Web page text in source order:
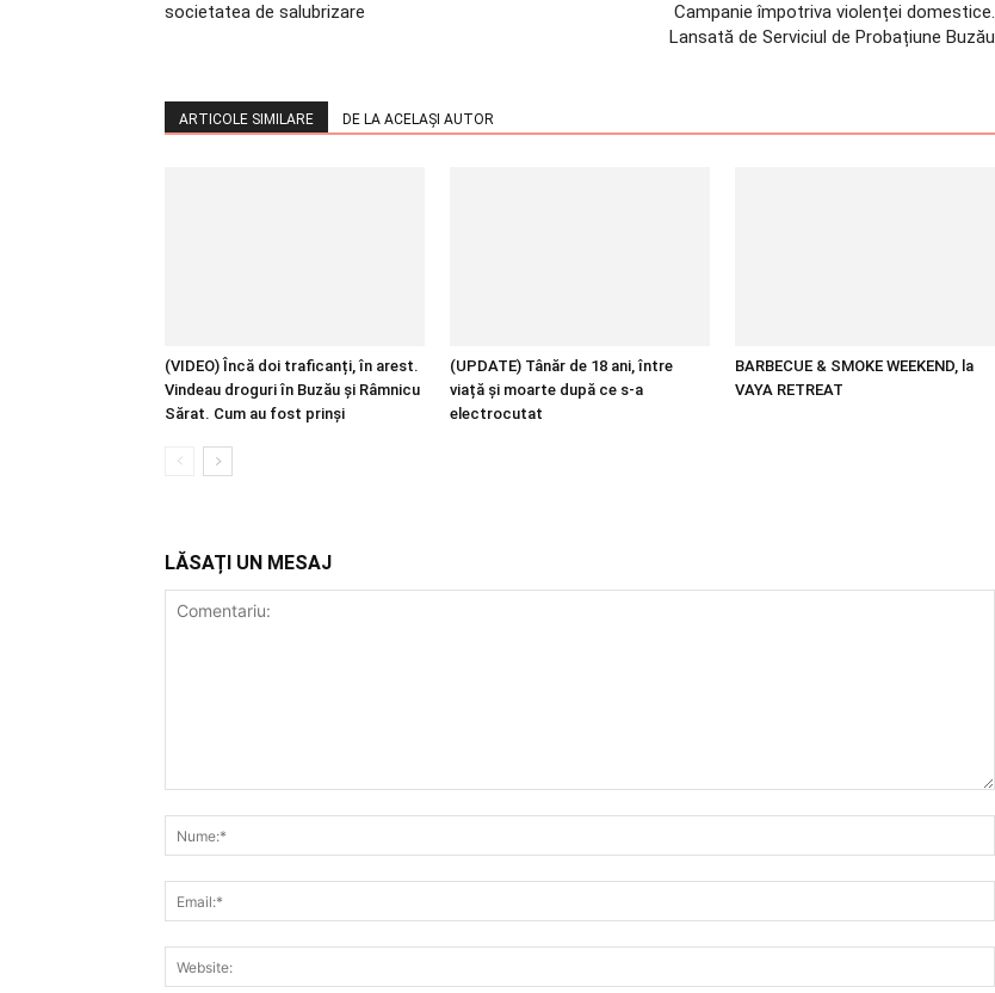
societatea de salubrizare
Campanie împotriva violenței domestice.
Lansată de Serviciul de Probațiune Buzău
ARTICOLE SIMILARE DE LA ACELAȘI AUTOR
(VIDEO) Încă doi traficanți, în arest.
Vindeau droguri în Buzău și Râmnicu
Sărat. Cum au fost prinși
(UPDATE) Tânăr de 18 ani, între
viață și moarte după ce s-a
electrocutat
BARBECUE & SMOKE WEEKEND, la
VAYA RETREAT
LĂSAȚI UN MESAJ